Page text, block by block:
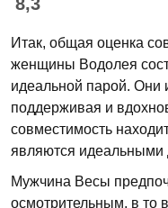
Итак, общая оценка
женщины Водолея
идеальной парой. Они
поддерживая и
совместимость
являются идеальными
Мужчина Весы
осмотрительным, в то